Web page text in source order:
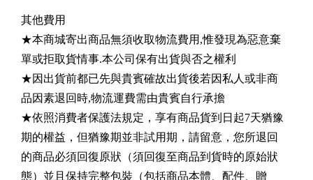
其他費用
★本商城寄出商品無須收取物流費用,惟發現為惡意棄
單或拒取貨情事.本公司保有出貨與否之權利
★因出貨前都已先與貴賓確故出貨後若因私人或非商
品因素退回時,物流運費需由貴賓自行承擔
★依照消費者保護法規定，享有商品貨到日起7天猶豫
期的權益，但猶豫期並非試用期，請留意，您所退回
的商品必須回復原狀（須回復至商品到貨時的原始狀
態）並且保持完整包裝（包括商品本體、配件、贈